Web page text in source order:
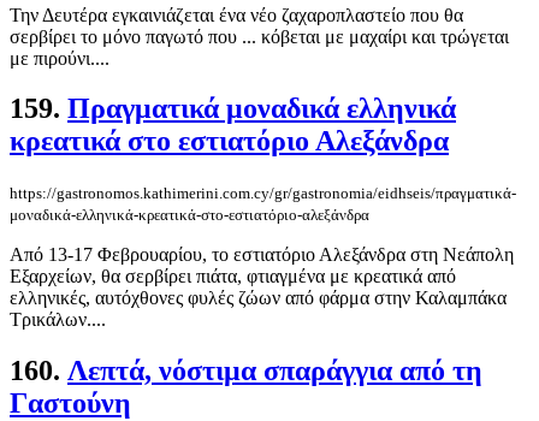
Την Δευτέρα εγκαινιάζεται ένα νέο ζαχαροπλαστείο που θα
σερβίρει το μόνο παγωτό που ... κόβεται με μαχαίρι και τρώγεται
με πιρούνι....
159. Πραγματικά μοναδικά ελληνικά
κρεατικά στο εστιατόριο Αλεξάνδρα
https://gastronomos.kathimerini.com.cy/gr/gastronomia/eidhseis/πραγματικά-
μοναδικά-ελληνικά-κρεατικά-στο-εστιατόριο-αλεξάνδρα
Από 13-17 Φεβρουαρίου, το εστιατόριο Αλεξάνδρα στη Νεάπολη
Εξαρχείων, θα σερβίρει πιάτα, φτιαγμένα με κρεατικά από
ελληνικές, αυτόχθονες φυλές ζώων από φάρμα στην Καλαμπάκα
Τρικάλων....
160. Λεπτά, νόστιμα σπαράγγια από τη
Γαστούνη